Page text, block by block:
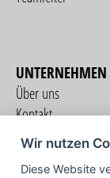
UNTERNEHMEN
Über uns
Kontakt
Wir nutzen
Diese Website